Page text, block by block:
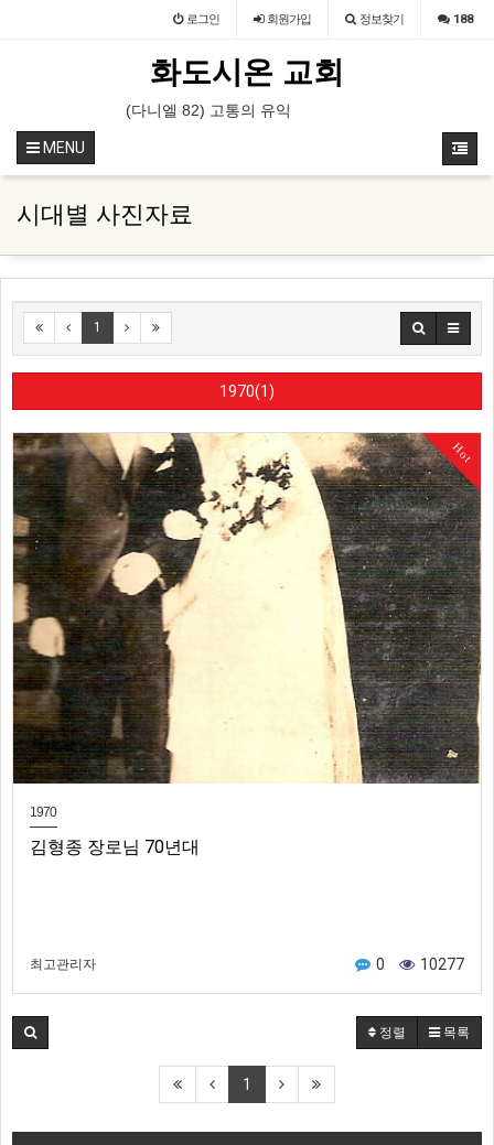
로그인 회원가입 정보찾기 188
화도시온 교회
(다니엘 82) 고통의 유익
MENU
시대별 사진자료
1
1970(1)
Hot
1970
김형종 장로님 70년대
최고관리자 0 10277
정렬 목록
1